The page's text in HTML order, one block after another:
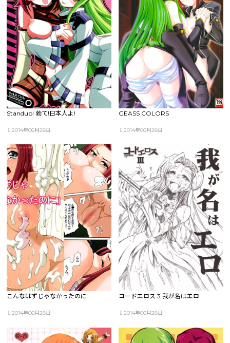
Standup! 勃て!日本人よ!
2014年06月28日
GEASS COLORS
2014年06月28日
こんなはずじゃなかったのに
2014年06月28日
コードエロス 3 我が名はエロ
2014年06月28日